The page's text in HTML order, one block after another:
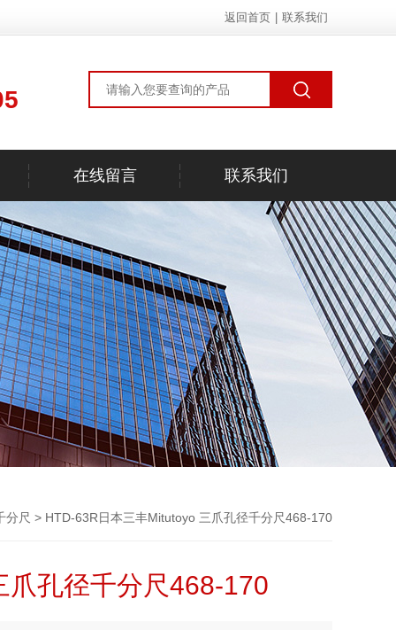
返回首页 联系我们
在线留言 联系我们
分尺 > HTD-63R日本三丰Mitutoyo 三爪孔径千分尺468-170
爪孔径千分尺468-170